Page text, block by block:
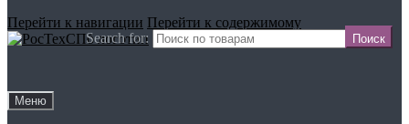
Search for:
Перейти к навигации Перейти к содержимому
Меню